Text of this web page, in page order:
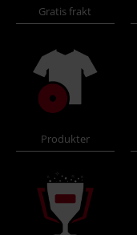
Gratis frakt
Produkter